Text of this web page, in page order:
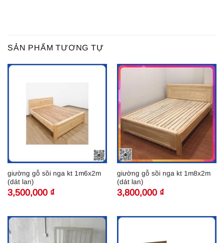
SẢN PHẨM TƯƠNG TỰ
giường gỗ sồi nga kt 1m6x2m
(dát lan)
3,500,000 ₫
giường gỗ sồi nga kt 1m8x2m
(dát lan)
3,800,000 ₫